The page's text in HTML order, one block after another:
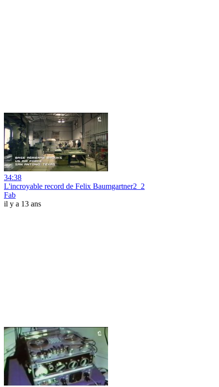
34:38
L'incroyable record de Felix Baumgartner2_2
Fab
il y a 13 ans